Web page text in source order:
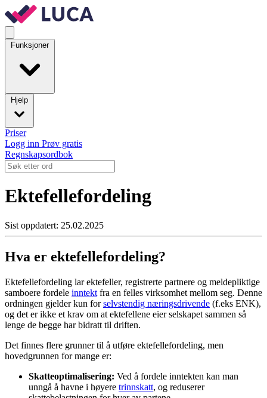
Funksjoner
Hjelp
Priser
Logg inn Prøv gratis
Regnskapsordbok
Ektefellefordeling
Sist oppdatert: 25.02.2025
Hva er ektefellefordeling?
Ektefellefordeling lar ektefeller, registrerte partnere og meldepliktige
samboere fordele inntekt fra en felles virksomhet mellom seg. Denne
ordningen gjelder kun forselvstendig næringsdrivende (f.eks ENK),
og det er ikke et krav om at ektefellene eier selskapet sammen så
lenge de begge har bidratt til driften.
Det finnes flere grunner til å utføre ektefellefordeling, men
hovedgrunnen for mange er:
Skatteoptimalisering: Ved å fordele inntekten kan man
unngå å havne i høyere trinnskatt, og reduserer